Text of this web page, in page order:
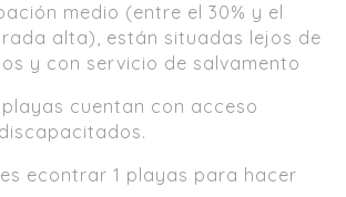
medio (entre el 30% y el
alta), están situadas lejos de
y con servicio de salvamento
playas cuentan con acceso
econtrar 1 playas para hacer